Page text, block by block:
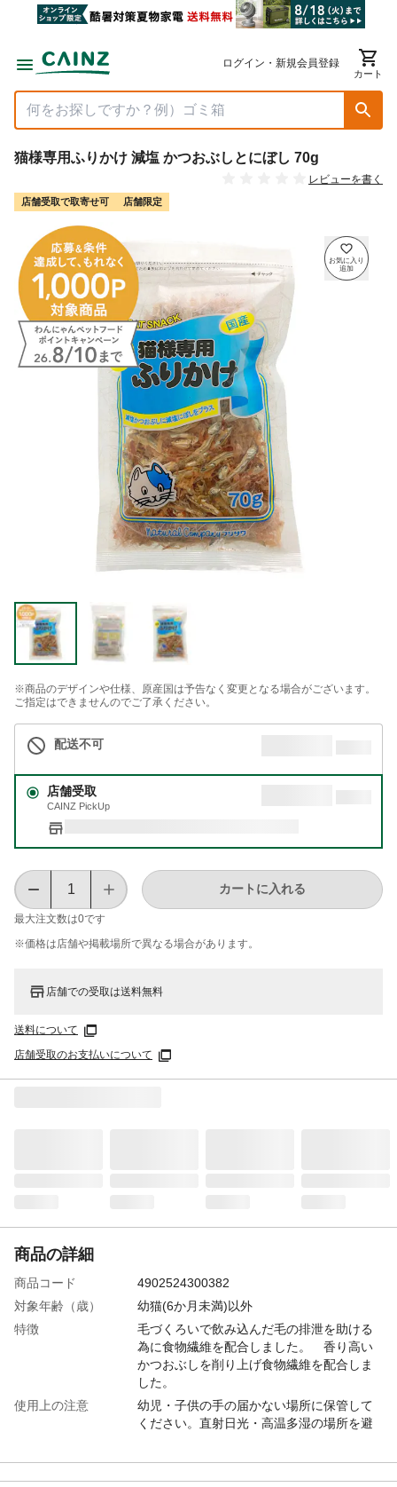
ログイン・新規会員登録
カート
猫様専用ふりかけ 減塩 かつおぶしとにぼし 70g
レビューを書く
店舗受取で取寄せ可 店舗限定
※商品のデザインや仕様、原産国は予告なく変更となる場合がございます。
ご指定はできませんのでご了承ください。
配送不可
店舗受取
CAINZ PickUp
最大注文数は0です
カートに入れる
※価格は​店舗や​掲載場所で​異なる​場合が​あります。
店舗での受取は送料無料
送料について
店舗受取のお支払いについて
商品の詳細
商品コード
4902524300382
対象年齢（歳）
幼猫(6か月未満)以外
特徴
毛づくろいで飲み込んだ毛の排泄を助ける
為に食物繊維を配合しました。 香り高い
かつおぶしを削り上げ食物繊維を配合しま
した。
使用上の注意
幼児・子供の手の届かない場所に保管して
ください。直射日光・高温多湿の場所を避
給与方法
おやつ(ふりかけとして)